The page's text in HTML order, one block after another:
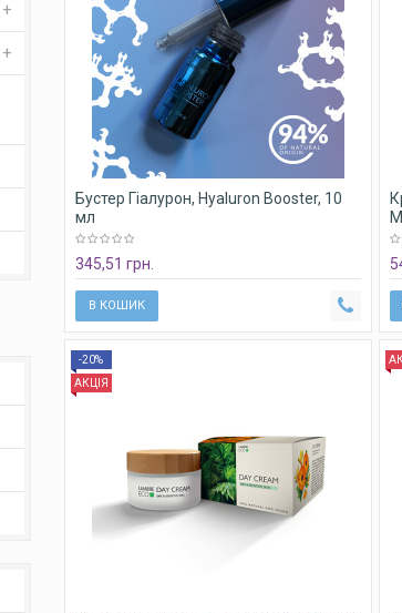
Бустер Гіалурон, Hyaluron Booster, 10
мл
345,51 грн.
В КОШИК
-20%
АКЦІЯ